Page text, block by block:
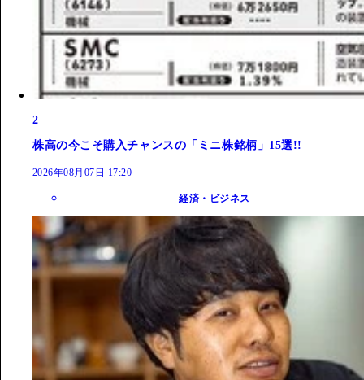
2
株高の今こそ購入チャンスの「ミニ株銘柄」15選!!
2026年08月07日 17:20
経済・ビジネス